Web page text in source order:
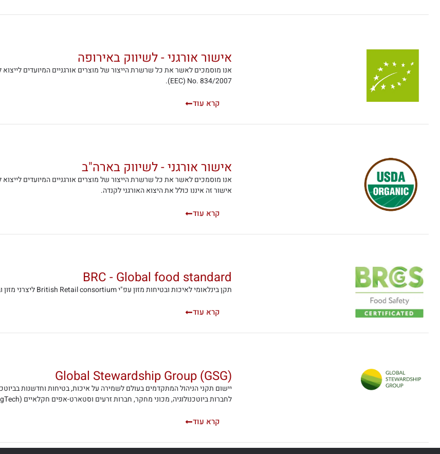
אישור אורגני - לשיווק באירופה
(EEC) No. 834/2007.
קרא עוד
אישור אורגני - לשיווק בארה"ב
אישור זה איננו כולל את היצוא האורגני לקנדה.
קרא עוד
BRC - Global food standard
תקן בינלאומי לאיכות ובטיחות מזון עפ"י British Retail consortium ליצרני מזון ובתי אריזה.
קרא עוד
Global Stewardship Group (GSG)
יישום תקני הניהול המתקדמים בעולם לשמירה על איכות, בטיחות וחדשנות
לחברות ביוטכנולוגיה, מכוני מחקר, חברות זרעים וסטארט-אפים חקלאיים (AgTech) הפועלים בשוק הגלובלי.
קרא עוד